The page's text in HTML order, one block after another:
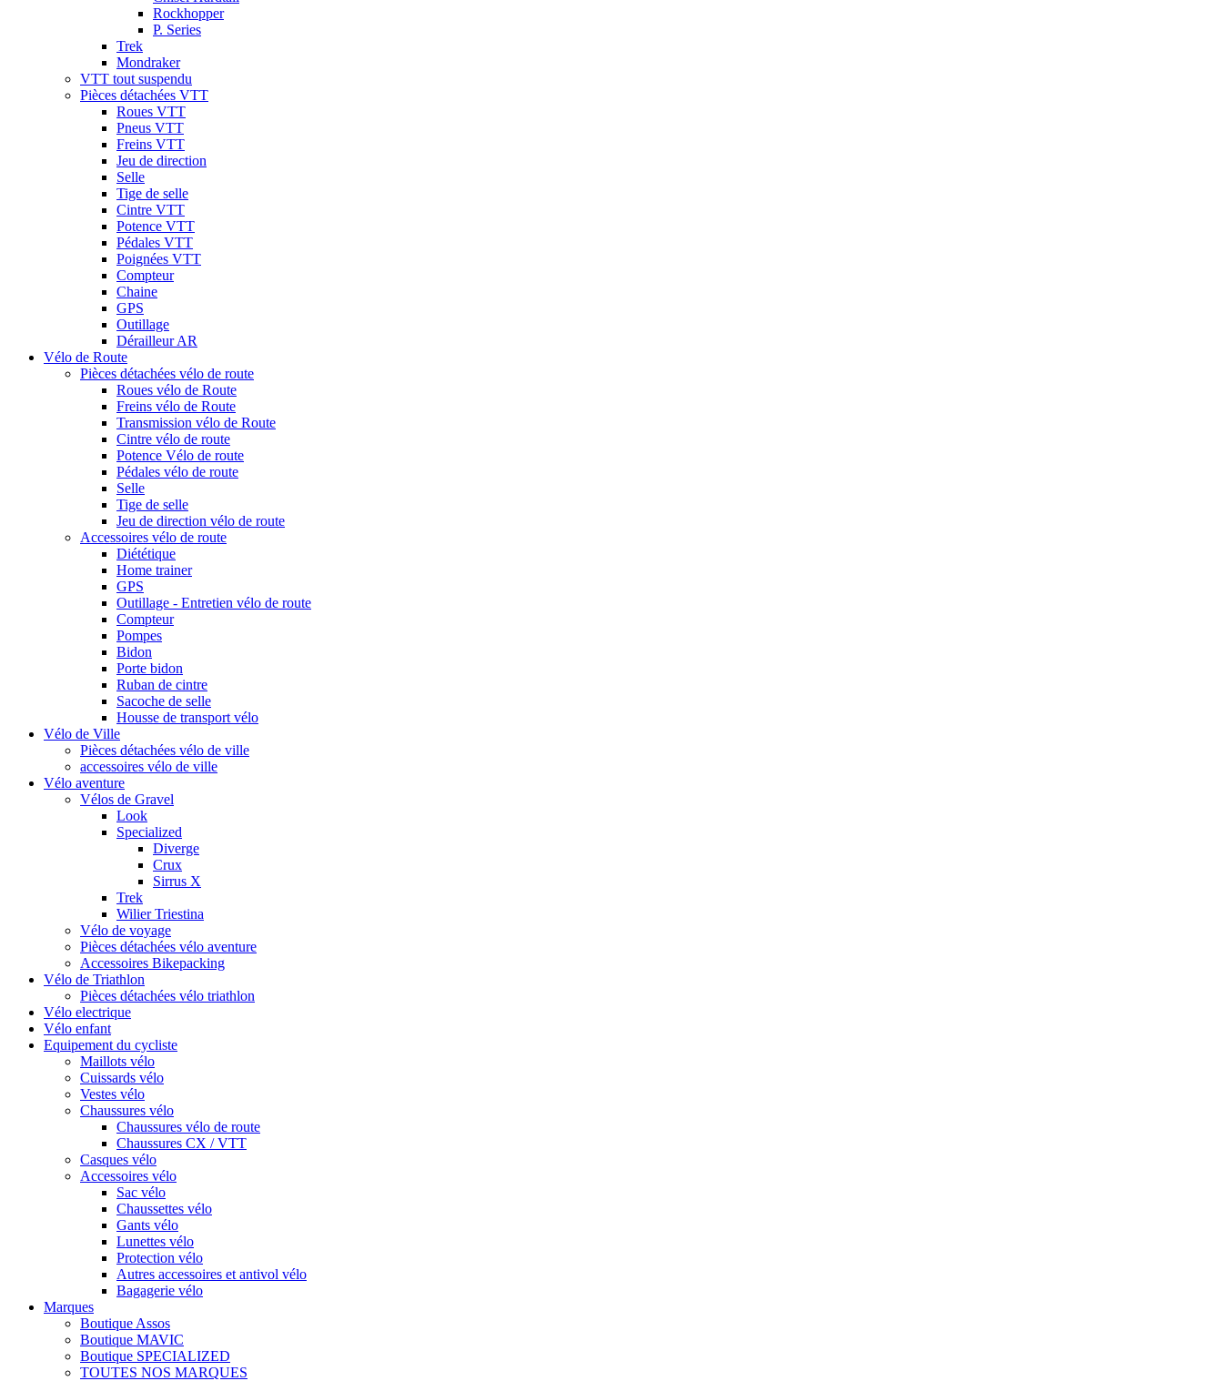
Rockhopper
P. Series
Trek
Mondraker
VTT tout suspendu
Pièces détachées VTT
Roues VTT
Pneus VTT
Freins VTT
Jeu de direction
Selle
Tige de selle
Cintre VTT
Potence VTT
Pédales VTT
Poignées VTT
Compteur
Chaine
GPS
Outillage
Dérailleur AR
Vélo de Route
Pièces détachées vélo de route
Roues vélo de Route
Freins vélo de Route
Transmission vélo de Route
Cintre vélo de route
Potence Vélo de route
Pédales vélo de route
Selle
Tige de selle
Jeu de direction vélo de route
Accessoires vélo de route
Diététique
Home trainer
GPS
Outillage - Entretien vélo de route
Compteur
Pompes
Bidon
Porte bidon
Ruban de cintre
Sacoche de selle
Housse de transport vélo
Vélo de Ville
Pièces détachées vélo de ville
accessoires vélo de ville
Vélo aventure
Vélos de Gravel
Look
Specialized
Diverge
Crux
Sirrus X
Trek
Wilier Triestina
Vélo de voyage
Pièces détachées vélo aventure
Accessoires Bikepacking
Vélo de Triathlon
Pièces détachées vélo triathlon
Vélo electrique
Vélo enfant
Equipement du cycliste
Maillots vélo
Cuissards vélo
Vestes vélo
Chaussures vélo
Chaussures vélo de route
Chaussures CX / VTT
Casques vélo
Accessoires vélo
Sac vélo
Chaussettes vélo
Gants vélo
Lunettes vélo
Protection vélo
Autres accessoires et antivol vélo
Bagagerie vélo
Marques
Boutique Assos
Boutique MAVIC
Boutique SPECIALIZED
TOUTES NOS MARQUES